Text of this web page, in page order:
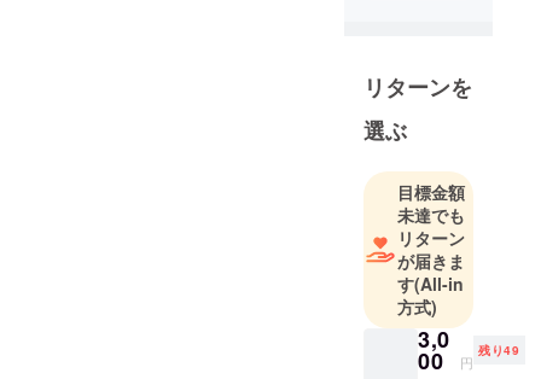
リターンを
選ぶ
目標金額
未達でも
リターン
が届きま
す(All-in
方式)
3,0
00 円
残り49